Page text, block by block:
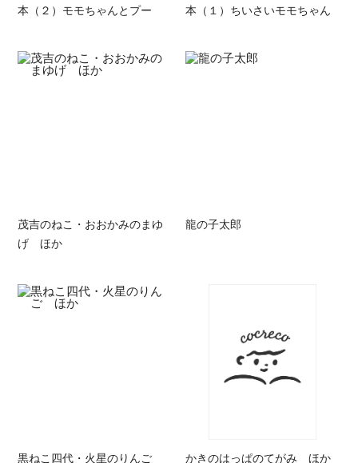
本（２）モモちゃんとプー
本（１）ちいさいモモちゃん
茂吉のねこ・おおかみのまゆ
げ ほか
龍の子太郎
黒ねこ四代・火星のりんご
かきのはっぱのてがみ ほか